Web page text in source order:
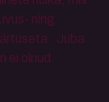
ning
Juba
ei olnud